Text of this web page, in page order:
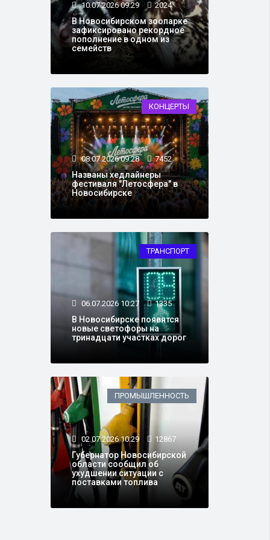
10.07.2026 09:29 2024
В Новосибирском зоопарке
зафиксировано рекордное
пополнение в одном из
семейств
КОНЦЕРТЫ
08.07.2026 09:28 7452
Названы хедлайнеры
фестиваля "Летосфера" в
Новосибирске
ТРАНСПОРТ
06.07.2026 10:27 1335
В Новосибирске появятся
новые светофоры на
тринадцати участках дорог
ПРОМЫШЛЕННОСТЬ
02.07.2026 10:29 12867
Губернатор Новосибирской
области сообщил об
ухудшении ситуации с
поставками топлива